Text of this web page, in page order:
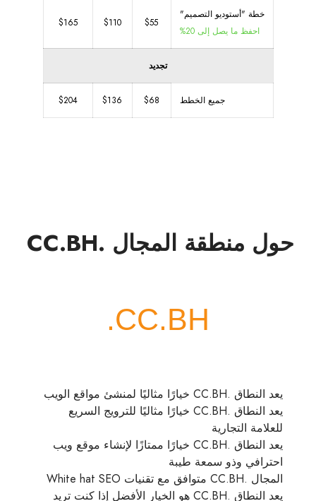
خطة "أستوديو التصميم"
احفظ ما يصل إلى 20%
$55
$110
$165
تجديد
جميع الخطط $68
$136
$204
حول منطقة المجال .CC.BH
يعد النطاق .CC.BH خيارًا مثاليًا لمنشئ مواقع الويب
يعد النطاق .CC.BH خيارًا مثاليًا للترويج السريع
للعلامة التجارية
يعد النطاق .CC.BH خيارًا ممتازًا لإنشاء موقع ويب
احترافي وذو سمعة طيبة
المجال .CC.BH متوافق مع تقنيات White hat SEO
يعد النطاق .CC.BH هو الخيار الأفضل إذا كنت تريد